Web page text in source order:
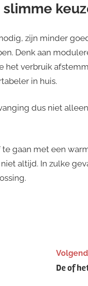
zijn minder
Denk aan
verbruik
in huis.
dus niet
gaan met een
altijd. In zulke
De of